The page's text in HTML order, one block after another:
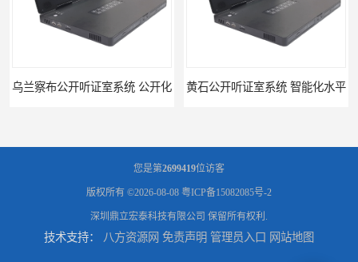
乌兰察布公开听证室系统 公开化 黄石公开听证室系统 智能化水平
您是第2699419位访客
版权所有 ©2026-08-08 粤ICP备15082085号-2
深圳鼎立宏泰科技有限公司 保留所有权利.
技术支持： 八方资源网 免责声明 管理员入口 网站地图